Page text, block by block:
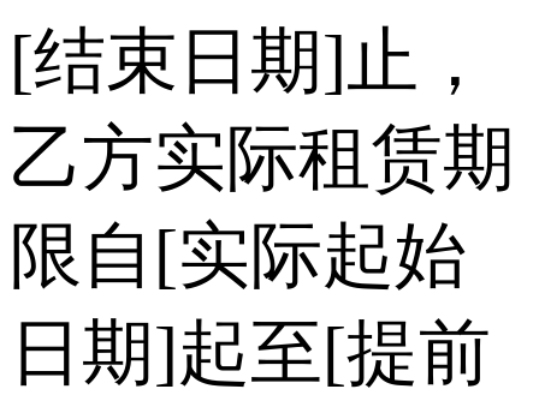
[结束日期]止，
乙方实际租赁期
限自[实际起始
日期]起至[提前